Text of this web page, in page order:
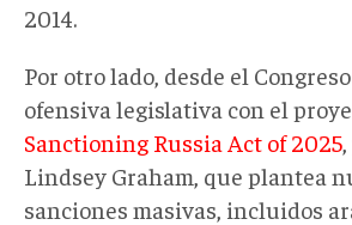
2014.
Por otro lado, desde el
ofensiva legislativa con el
Sanctioning Russia Act of 2025
Lindsey Graham, que plantea
sanciones masivas, incluidos